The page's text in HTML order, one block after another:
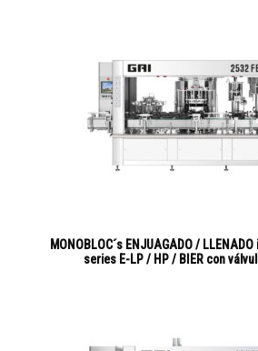
MONOBLOC´s ENJUAGADO /
series E-LP / HP / BIER con